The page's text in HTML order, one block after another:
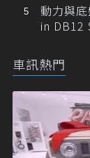
動力與
in DB12
車訊熱門